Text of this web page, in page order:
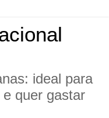
ideal para
quer gastar